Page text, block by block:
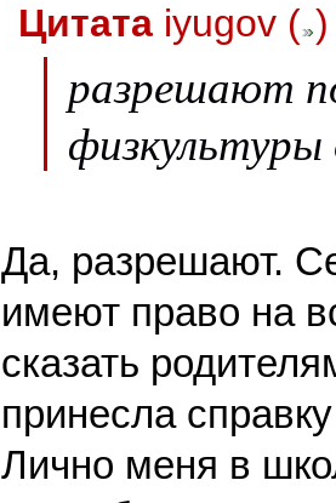
Цитата iyugov ( )
разрешают
физкультуры
Да, разрешают.
имеют право на
сказать
принесла
Лично меня в